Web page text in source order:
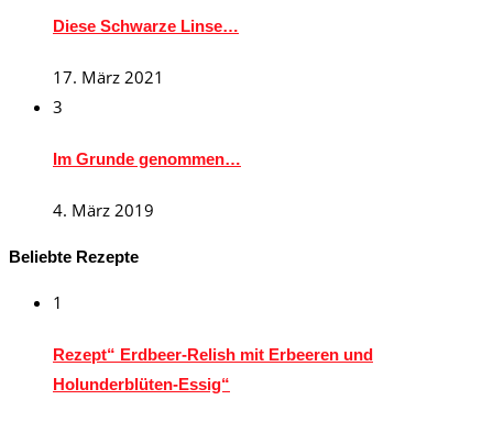
Diese Schwarze Linse…
17. März 2021
3
Im Grunde genommen…
4. März 2019
Beliebte Rezepte
1
Rezept“ Erdbeer-Relish mit Erbeeren und
Holunderblüten-Essig“